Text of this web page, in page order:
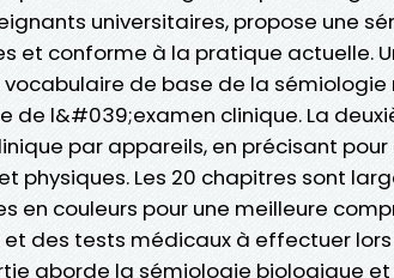
universitaires, propose une
et conforme à la pratique actuelle.
de base de la
de l&#039;examen clinique. La
par appareils, en précisant
physiques. Les 20 chapitres sont
en couleurs pour une meilleure
des tests médicaux à effectuer
aborde la sémiologie biologique et